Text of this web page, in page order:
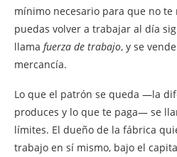
mínimo necesario para que no
puedas volver a trabajar al día
llama fuerza de trabajo, y se
mercancía.
Lo que el patrón se queda —la
produces y lo que te paga— se
límites. El dueño de la fábrica
trabajo en sí mismo, bajo el